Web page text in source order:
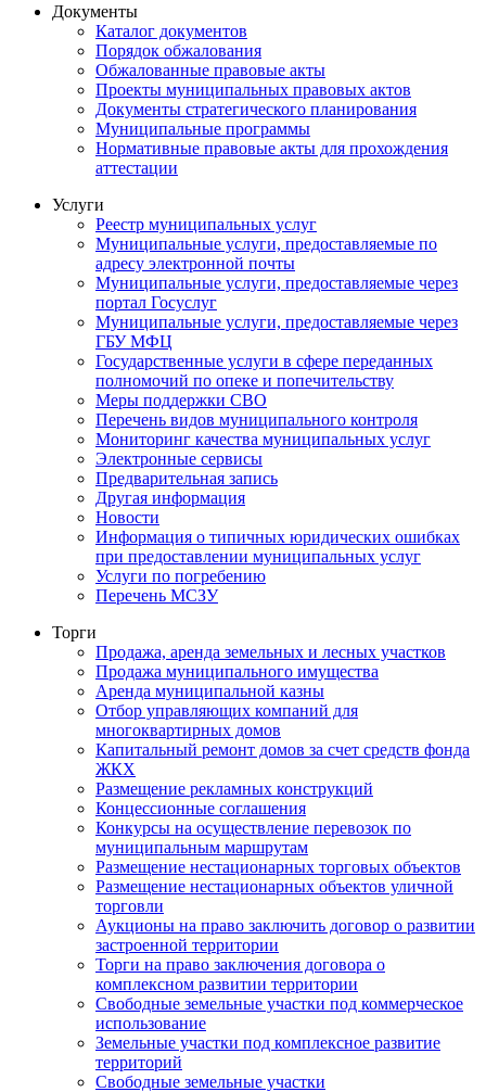
Документы
Каталог документов
Порядок обжалования
Обжалованные правовые акты
Проекты муниципальных правовых актов
Документы стратегического планирования
Муниципальные программы
Нормативные правовые акты для прохождения
аттестации
Услуги
Реестр муниципальных услуг
Муниципальные услуги, предоставляемые по
адресу электронной почты
Муниципальные услуги, предоставляемые через
портал Госуслуг
Муниципальные услуги, предоставляемые через
ГБУ МФЦ
Государственные услуги в сфере переданных
полномочий по опеке и попечительству
Меры поддержки СВО
Перечень видов муниципального контроля
Мониторинг качества муниципальных услуг
Электронные сервисы
Предварительная запись
Другая информация
Новости
Информация о типичных юридических ошибках
при предоставлении муниципальных услуг
Услуги по погребению
Перечень МСЗУ
Торги
Продажа, аренда земельных и лесных участков
Продажа муниципального имущества
Аренда муниципальной казны
Отбор управляющих компаний для
многоквартирных домов
Капитальный ремонт домов за счет средств фонда
ЖКХ
Размещение рекламных конструкций
Концессионные соглашения
Конкурсы на осуществление перевозок по
муниципальным маршрутам
Размещение нестационарных торговых объектов
Размещение нестационарных объектов уличной
торговли
Аукционы на право заключить договор о развитии
застроенной территории
Торги на право заключения договора о
комплексном развитии территории
Свободные земельные участки под коммерческое
использование
Земельные участки под комплексное развитие
территорий
Свободные земельные участки